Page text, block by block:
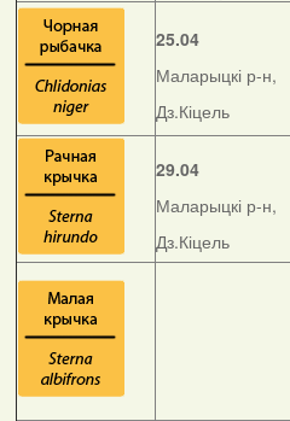
25.04
Маларыцкі р-н,
Дз.Кіцель
29.04
Маларыцкі р-н,
Дз.Кіцель